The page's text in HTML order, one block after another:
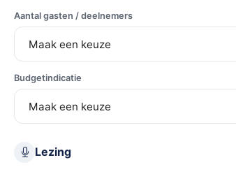
Aantal gasten / deelnemers
Budgetindicatie
Lezing